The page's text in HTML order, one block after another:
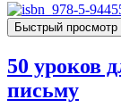
Быстрый просмотр
50 уроков
письму